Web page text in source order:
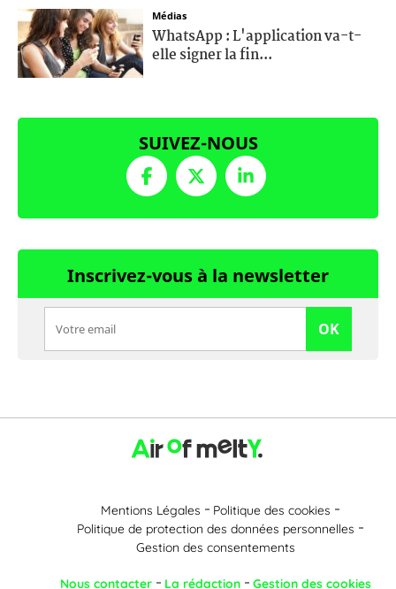
Médias
WhatsApp : L'application va-t-
elle signer la fin...
SUIVEZ-NOUS
Inscrivez-vous à la newsletter
OK
Mentions Légales
Politique des cookies
Politique de protection des données personnelles
Gestion des consentements
Nous contacter La rédaction Gestion des cookies